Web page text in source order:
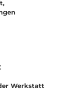
Werkstatt